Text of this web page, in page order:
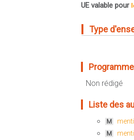
UE valable pour
Type
Non rédigé
Liste des
M
M